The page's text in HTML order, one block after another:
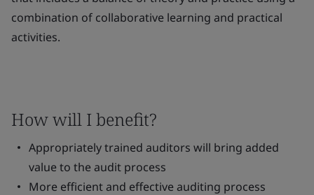
combination of collaborative learning and practical
activities.
How will I benefit?
Appropriately trained auditors will bring added
value to the audit process
More efficient and effective auditing process